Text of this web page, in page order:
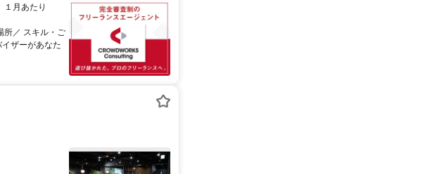
月あたり
所／ スキル・ご
ザーがあなた